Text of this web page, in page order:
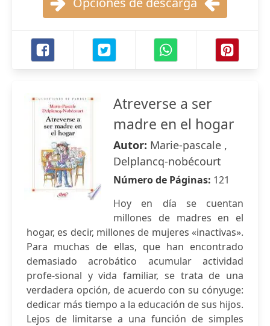
Atreverse a ser
madre en el hogar
Autor: Marie-pascale ,
Delplancq-nobécourt
Número de Páginas: 121
Hoy en día se cuentan
millones de madres en el
hogar, es decir, millones de mujeres «inactivas».
Para muchas de ellas, que han encontrado
demasiado acrobático acumular actividad
profe-sional y vida familiar, se trata de una
verdadera opción, de acuerdo con su cónyuge:
dedicar más tiempo a la educación de sus hijos.
Lejos de limitarse a una función de simples